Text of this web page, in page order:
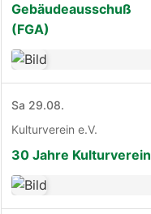
Gebäudeausschuß
(FGA)
Sa 29.08.
Kulturverein e.V.
30 Jahre Kulturverein